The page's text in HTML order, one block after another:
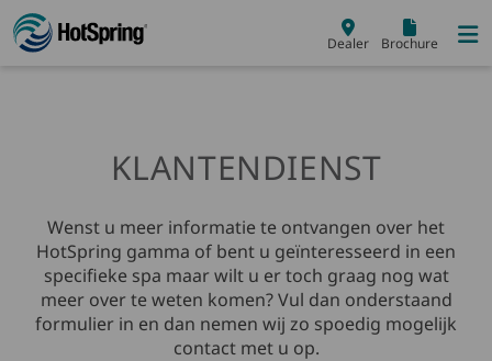
Skip to main content
Dealer Brochure
KLANTENDIENST
H2
Wenst u meer informatie te ontvangen over het
HotSpring gamma of bent u geïnteresseerd in een
specifieke spa maar wilt u er toch graag nog wat
meer over te weten komen?Vul dan onderstaand
formulier in en dan nemen wij zo spoedig mogelijk
contact met u op.